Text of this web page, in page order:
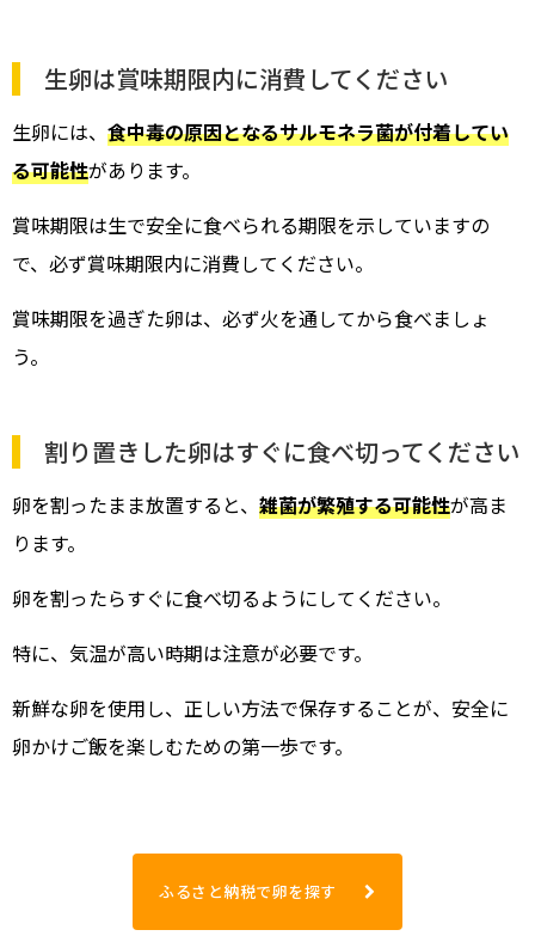
生卵は賞味期限内に消費してください
生卵には、 食中毒の原因となるサルモネラ菌が付着してい
る可能性があります。
賞味期限は生で安全に食べられる期限を示していますの
で、必ず賞味期限内に消費してください。
賞味期限を過ぎた卵は、必ず火を通してから食べましょ
う。
割り置きした卵はすぐに食べ切ってください
卵を割ったまま放置すると、 雑菌が繁殖する可能性が高ま
ります。
卵を割ったらすぐに食べ切るようにしてください。
特に、気温が高い時期は注意が必要です。
新鮮な卵を使用し、正しい方法で保存することが、安全に
卵かけご飯を楽しむための第一歩です。
ふるさと納税で卵を探す